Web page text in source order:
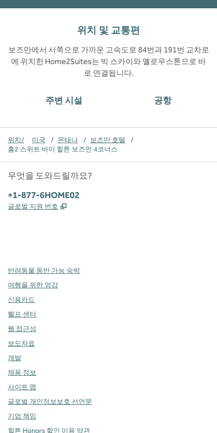
위치 및 교통편
보즈만에서 서쪽으로 가까운 고속도로 84번과 191번 교차로
에 위치한 Home2Suites는 빅 스카이와 옐로우스톤으로 바
로 연결됩니다.
주변 시설 공항
위치/ 미국 / 몬태나 / 보즈만 호텔
/
홈2 스위트 바이 힐튼 보즈먼 4코너스
무엇을 도와드릴까요?
전화:
+1-877-6HOME02
글로벌 지원 번호 ,
반려동물 동반 가능 숙박
여행을 위한 영감
신용카드
헬프 센터
웹 접근성
보도자료
개발
채용 정보
사이트 맵
글로벌 개인정보보호 선언문
기업 책임
힐튼 Honors 할인 이용 약관